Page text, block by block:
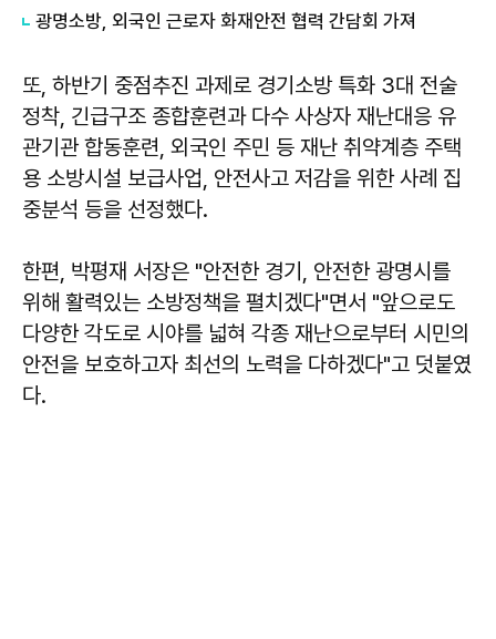
광명소방, 외국인 근로자 화재안전 협력 간담회 가져
또, 하반기 중점추진 과제로 경기소방 특화 3대 전술
정착, 긴급구조 종합훈련과 다수 사상자 재난대응 유
관기관 합동훈련, 외국인 주민 등 재난 취약계층 주택
용 소방시설 보급사업, 안전사고 저감을 위한 사례 집
중분석 등을 선정했다.
한편, 박평재 서장은 "안전한 경기, 안전한 광명시를
위해 활력있는 소방정책을 펼치겠다"면서 "앞으로도
다양한 각도로 시야를 넓혀 각종 재난으로부터 시민의
안전을 보호하고자 최선의 노력을 다하겠다"고 덧붙였
다.